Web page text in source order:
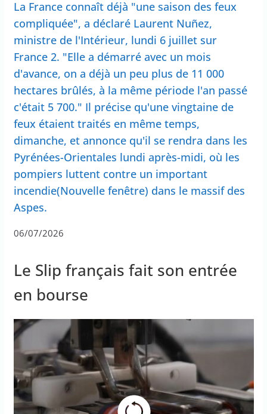
La France connaît déjà "une saison des feux
compliquée", a déclaré Laurent Nuñez,
ministre de l'Intérieur, lundi 6 juillet sur
France 2. "Elle a démarré avec un mois
d'avance, on a déjà un peu plus de 11 000
hectares brûlés, à la même période l'an passé
c'était 5 700." Il précise qu'une vingtaine de
feux étaient traités en même temps,
dimanche, et annonce qu'il se rendra dans les
Pyrénées-Orientales lundi après-midi, où les
pompiers luttent contre un important
incendie(Nouvelle fenêtre) dans le massif des
Aspes.
06/07/2026
Le Slip français fait son entrée
en bourse